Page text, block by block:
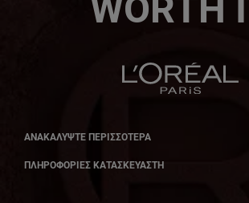
WORTH
ΑΝΑΚΑΛΎΨΤΕ ΠΕΡΙΣΣΌΤΕΡΑ
ΠΛΗΡΟΦΟΡΙΕΣ ΚΑΤΑΣΚΕΥΑΣΤΗ